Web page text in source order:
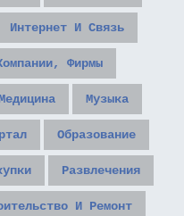
Интернет И Связь
Фирмы
Музыка
Образование
Развлечения
И Ремонт